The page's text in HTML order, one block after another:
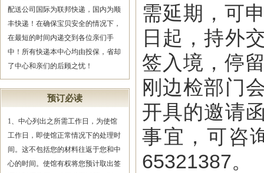
配送公司国际为联邦快递，国内为顺
丰快递！在确保宝贝安全的情况下，
在最短的时间内递交到各位亲们手
中！所有快递本中心均由投保，省却
了中心和亲们的后顾之忧！
预订必读
1、中心列出之所需工作日，为使馆
工作日，即使馆正常情况下的处理时
间。这不包括您的材料往返于您和中
心的时间。使馆有权将您预计取出签
需延期，可
日起，持外
签入境，停
刚边检部门
开具的邀请
事宜，可咨
65321387。